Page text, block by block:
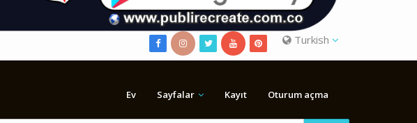
Turkish
Ev Sayfalar Kayıt Oturum açma